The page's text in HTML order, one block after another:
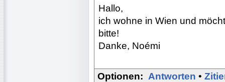
Hallo,
ich wohne in Wien und
bitte!
Danke, Noémi
Optionen: Antworten •